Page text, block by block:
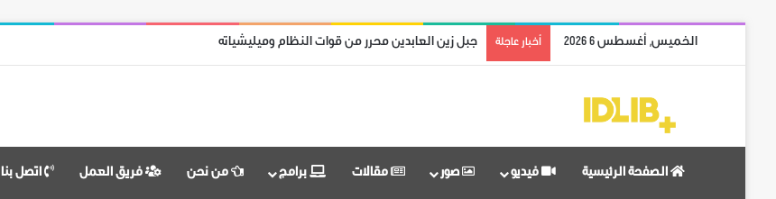
الخميس, أغسطس 6 2026 أخبار عاجلة جبل زين العابدين محرر من قوات النظام وميليشياته
الصفحة الرئيسية فيديو صور مقالات برامج من نحن فريق العمل اتصل بنا